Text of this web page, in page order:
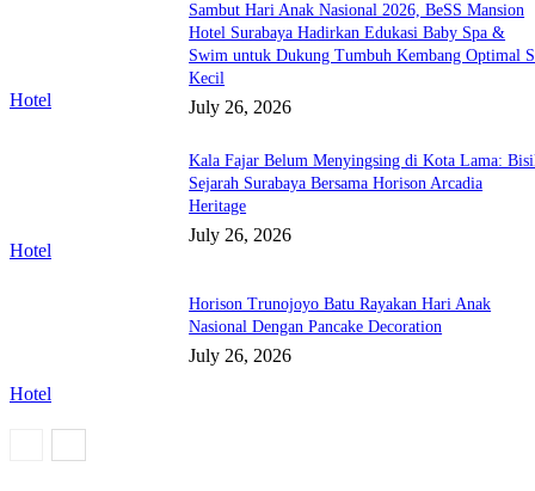
Hotel
Sambut Hari Anak Nasional 2026, BeSS Mansion
Hotel Surabaya Hadirkan Edukasi Baby Spa &
Swim untuk Dukung Tumbuh Kembang Optimal
Kecil
July 26, 2026
Hotel
Kala Fajar Belum Menyingsing di Kota Lama:
Sejarah Surabaya Bersama Horison Arcadia
Heritage
July 26, 2026
Hotel
Horison Trunojoyo Batu Rayakan Hari Anak
Nasional Dengan Pancake Decoration
July 26, 2026